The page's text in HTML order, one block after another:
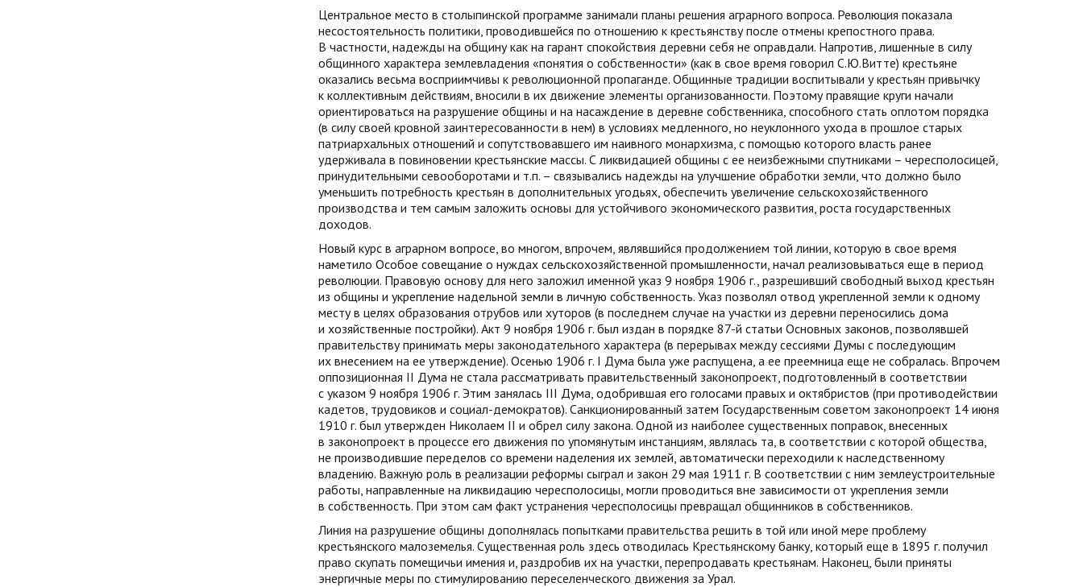
Центральное место в столыпинской программе занимали планы решения аграрного вопроса. Революция показала
несостоятельность политики, проводившейся по отношению к крестьянству после отмены крепостного права.
В частности, надежды на общину как на гарант спокойствия деревни себя не оправдали. Напротив, лишенные в силу
общинного характера землевладения «понятия о собственности» (как в свое время говорил С.Ю.Витте) крестьяне
оказались весьма восприимчивы к революционной пропаганде. Общинные традиции воспитывали у крестьян привычку
к коллективным действиям, вносили в их движение элементы организованности. Поэтому правящие круги начали
ориентироваться на разрушение общины и на насаждение в деревне собственника, способного стать оплотом порядка
(в силу своей кровной заинтересованности в нем) в условиях медленного, но неуклонного ухода в прошлое старых
патриархальных отношений и сопутствовавшего им наивного монархизма, с помощью которого власть ранее
удерживала в повиновении крестьянские массы. С ликвидацией общины с ее неизбежными спутниками – чересполосицей,
принудительными севооборотами и т.п. – связывались надежды на улучшение обработки земли, что должно было
уменьшить потребность крестьян в дополнительных угодьях, обеспечить увеличение сельскохозяйственного
производства и тем самым заложить основы для устойчивого экономического развития, роста государственных
доходов.
Новый курс в аграрном вопросе, во многом, впрочем, являвшийся продолжением той линии, которую в свое время
наметило Особое совещание о нуждах сельскохозяйственной промышленности, начал реализовываться еще в период
революции. Правовую основу для него заложил именной указ 9 ноября 1906 г., разрешивший свободный выход крестьян
из общины и укрепление надельной земли в личную собственность. Указ позволял отвод укрепленной земли к одному
месту в целях образования отрубов или хуторов (в последнем случае на участки из деревни переносились дома
и хозяйственные постройки). Акт 9 ноября 1906 г. был издан в порядке 87-й статьи Основных законов, позволявшей
правительству принимать меры законодательного характера (в перерывах между сессиями Думы с последующим
их внесением на ее утверждение). Осенью 1906 г. I Дума была уже распущена, а ее преемница еще не собралась. Впрочем
оппозиционная II Дума не стала рассматривать правительственный законопроект, подготовленный в соответствии
с указом 9 ноября 1906 г. Этим занялась III Дума, одобрившая его голосами правых и октябристов (при противодействии
кадетов, трудовиков и социал-демократов). Санкционированный затем Государственным советом законопроект 14 июня
1910 г. был утвержден Николаем II и обрел силу закона. Одной из наиболее существенных поправок, внесенных
в законопроект в процессе его движения по упомянутым инстанциям, являлась та, в соответствии с которой общества,
не производившие переделов со времени наделения их землей, автоматически переходили к наследственному
владению. Важную роль в реализации реформы сыграл и закон 29 мая 1911 г. В соответствии с ним землеустроительные
работы, направленные на ликвидацию чересполосицы, могли проводиться вне зависимости от укрепления земли
в собственность. При этом сам факт устранения чересполосицы превращал общинников в собственников.
Линия на разрушение общины дополнялась попытками правительства решить в той или иной мере проблему
крестьянского малоземелья. Существенная роль здесь отводилась Крестьянскому банку, который еще в 1895 г. получил
право скупать помещичьи имения и, раздробив их на участки, перепродавать крестьянам. Наконец, были приняты
энергичные меры по стимулированию переселенческого движения за Урал.